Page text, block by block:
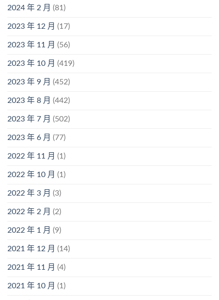
2024 年 2 月 (81)
2023 年 12 月 (17)
2023 年 11 月 (56)
2023 年 10 月 (419)
2023 年 9 月 (452)
2023 年 8 月 (442)
2023 年 7 月 (502)
2023 年 6 月 (77)
2022 年 11 月 (1)
2022 年 10 月 (1)
2022 年 3 月 (3)
2022 年 2 月 (2)
2022 年 1 月 (9)
2021 年 12 月 (14)
2021 年 11 月 (4)
2021 年 10 月 (1)